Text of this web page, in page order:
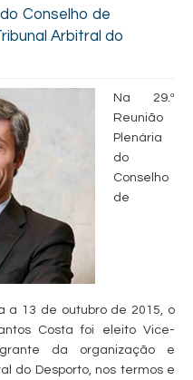
Conselho de
Arbitral do
Na 29.ª
Reunião
Plenária
do
Conselho
de
a 13 de outubro de 2015, o
Costa foi eleito Vice-
da organização e
do Desporto, nos termos e